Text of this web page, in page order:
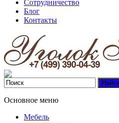
Сотрудничество
Блог
Контакты
Основное меню
Мебель